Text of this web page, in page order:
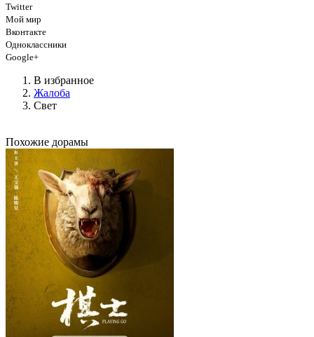
Twitter
Мой мир
Вконтакте
Одноклассники
Google+
В избранное
Жалоба
Свет
Похожие дорамы